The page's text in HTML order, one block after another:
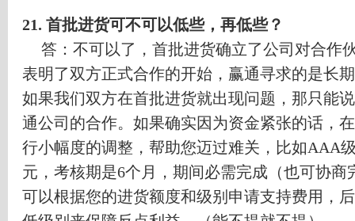
21. 首批进货可不可以低些，再低些？
答：不可以了，首批进货确立了公司对合作
表明了双方正式合作的开始，赢通寻求的是长
如果我们双方在首批进货就出现问题，那只能
通公司的合作。如果确实因为资金紧张的话，
行小幅度的调整，帮助您迈过难关，比如AAA
元，考核期是6个月，期间必需完成（也可协商
可以根据您的进货额度和级别申请支持费用，